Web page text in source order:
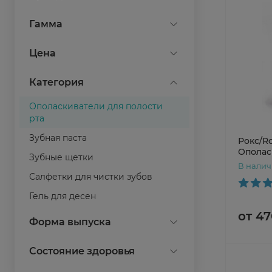
тонизирование
Curaprox
President
ROCS
Асепта
Лесной Бальзам
Показать все
Гамма
Цена
Категория
Ополаскиватели для полости
рта
Зубная паста
Зубные щетки
Салфетки для чистки зубов
Гель для десен
Зубная нить
Уход за протезами
Показать все
Форма выпуска
Состояние здоровья
Рокс/
В
от